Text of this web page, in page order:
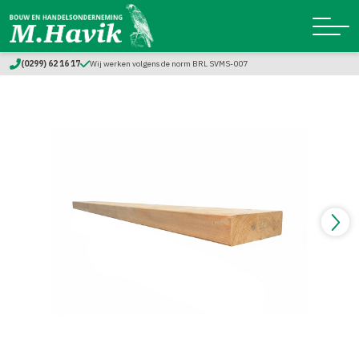
(0299) 62 16 17 Wij werken volgens de norm BRL SVMS-007